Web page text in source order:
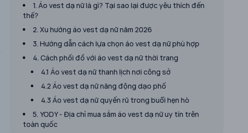
1. Áo vest dạ nữ là gì? Tại sao lại được yêu thích đến
thế?
2. Xu hướng áo vest dạ nữ năm 2026
3. Hướng dẫn cách lựa chọn áo vest dạ nữ phù hợp
4. Cách phối đồ với áo vest dạ nữ thời trang
4.1 Áo vest dạ nữ thanh lịch nơi công sở
4.2 Áo vest dạ nữ năng động dạo phố
4.3 Áo vest dạ nữ quyến rũ trong buổi hẹn hò
5. YODY - Địa chỉ mua sắm áo vest dạ nữ uy tín trên
toàn quốc